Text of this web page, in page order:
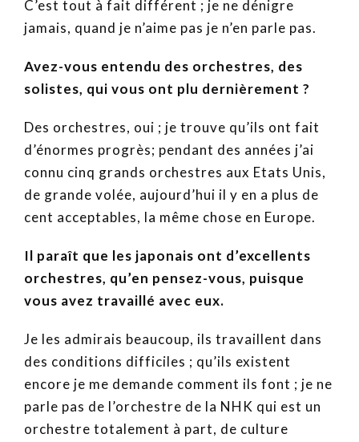
C’est tout à fait différent ; je ne dénigre
jamais, quand je n’aime pas je n’en parle pas.
Avez-vous entendu des orchestres, des
solistes, qui vous ont plu dernièrement ?
Des orchestres, oui ; je trouve qu’ils ont fait
d’énormes progrès; pendant des années j’ai
connu cinq grands orchestres aux Etats Unis,
de grande volée, aujourd’hui il y en a plus de
cent acceptables, la même chose en Europe.
Il paraît que les japonais ont d’excellents
orchestres, qu’en pensez-vous, puisque
vous avez travaillé avec eux.
Je les admirais beaucoup, ils travaillent dans
des conditions difficiles ; qu’ils existent
encore je me demande comment ils font ; je ne
parle pas de l’orchestre de la NHK qui est un
orchestre totalement à part, de culture